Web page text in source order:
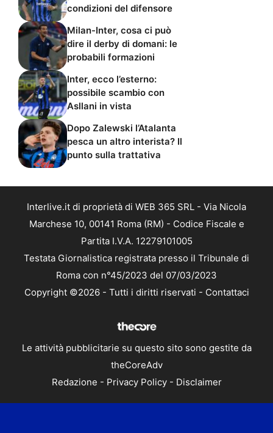
condizioni del difensore
Milan-Inter, cosa ci può
dire il derby di domani: le
probabili formazioni
Inter, ecco l’esterno:
possibile scambio con
Asllani in vista
Dopo Zalewski l’Atalanta
pesca un altro interista? Il
punto sulla trattativa
Interlive.it di proprietà di WEB 365 SRL - Via Nicola
Marchese 10, 00141 Roma (RM) - Codice Fiscale e
Partita I.V.A. 12279101005
Testata Giornalistica registrata presso il Tribunale di
Roma con n°45/2023 del 07/03/2023
Copyright ©2026 - Tutti i diritti riservati - Contattaci
Le attività pubblicitarie su questo sito sono gestite da
theCoreAdv
Redazione - Privacy Policy- Disclaimer